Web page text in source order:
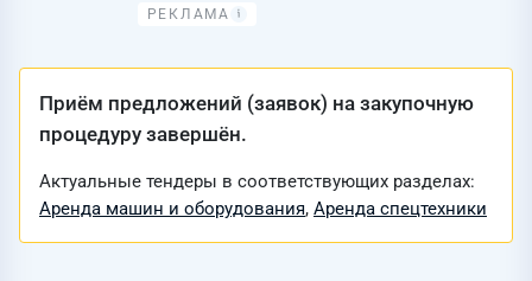
Приём предложений (заявок) на закупочную
процедуру завершён.
Актуальные тендеры в соответствующих разделах:
Аренда машин и оборудования, Аренда спецтехники